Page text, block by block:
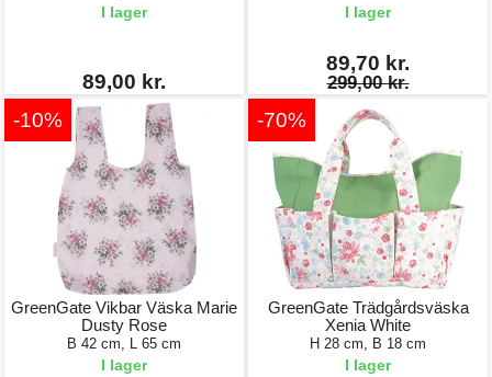
I lager
89,00 kr.
I lager
89,70 kr.
299,00 kr.
-10%
GreenGate Vikbar Väska Marie
Dusty Rose
B 42 cm, L 65 cm
I lager
-70%
GreenGate Trädgårdsväska
Xenia White
H 28 cm, B 18 cm
I lager